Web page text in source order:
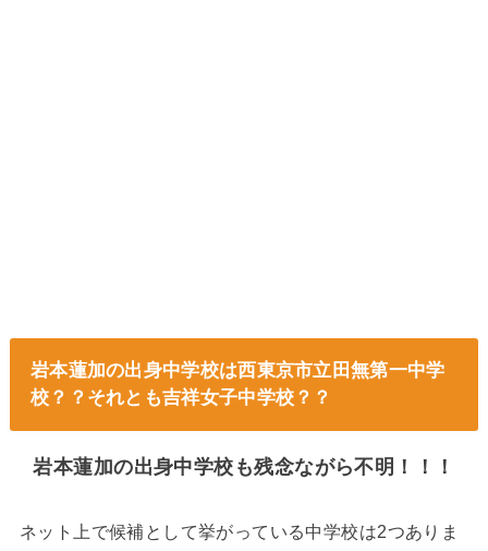
岩本蓮加の出身中学校は西東京市立田無第一中学
校？？それとも吉祥女子中学校？？
岩本蓮加の出身中学校も残念ながら不明！！！
ネット上で候補として挙がっている中学校は2つありま